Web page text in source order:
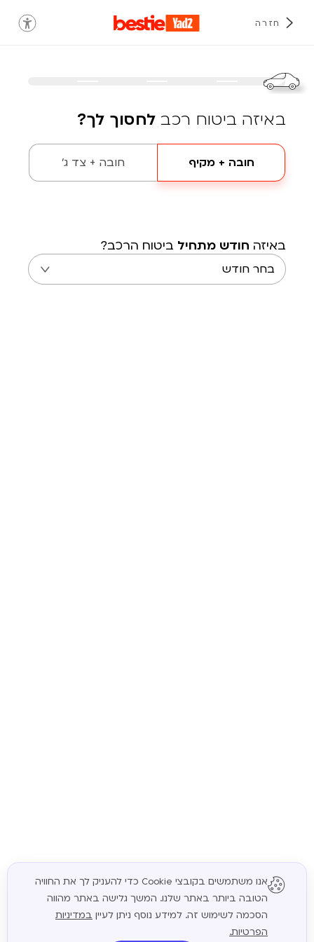
חזרה
באיזה ביטוח רכב לחסוך לך?
חובה + מקיף חובה + צד ג'
באיזה חודש מתחיל ביטוח הרכב?
המשך
אנו משתמשים בקובצי Cookie כדי להעניק לך את החוויה
הטובה ביותר באתר שלנו. המשך גלישה באתר מהווה
הסכמה לשימוש זה. למידע נוסף ניתן לעיין במדיניות
הפרטיות.